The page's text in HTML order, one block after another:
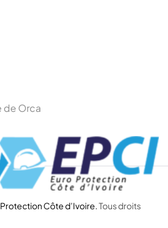
de Orca
Côte d’Ivoire.Tous droits